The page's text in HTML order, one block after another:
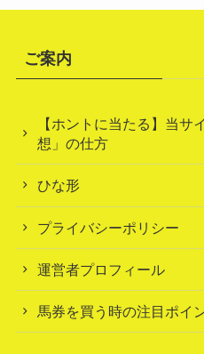
ご案内
【ホントに当たる】当サ
想」の仕方
ひな形
プライバシーポリシー
運営者プロフィール
馬券を買う時の注目ポイ